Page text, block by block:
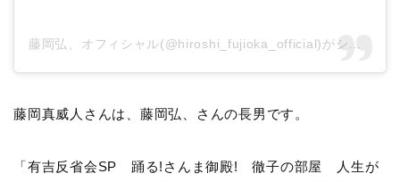
藤岡真威人さんは、藤岡弘、さんの長男です。
「有吉反省会SP 踊る!さんま御殿! 徹子の部屋 人生が